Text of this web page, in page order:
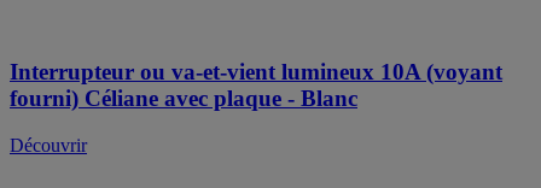
Interrupteur ou va-et-vient lumineux 10A (voyant
fourni) Céliane avec plaque - Blanc
Découvrir